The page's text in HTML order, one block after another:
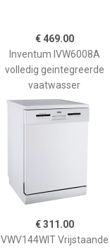
€ 469.00
Inventum IVW6008A
volledig geintegreerde
vaatwasser
€ 311.00
VWV144WIT Vrijstaande